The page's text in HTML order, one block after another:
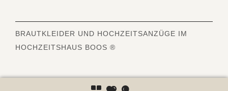
BRAUTKLEIDER UND HOCHZEITSANZÜGE IM
HOCHZEITSHAUS BOOS ®